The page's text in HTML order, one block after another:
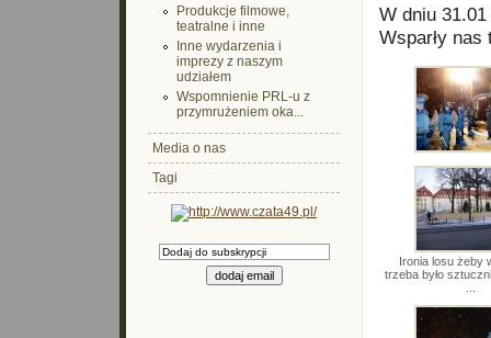
Produkcje filmowe,
teatralne i inne
Inne wydarzenia i
imprezy z naszym
udziałem
Wspomnienie PRL-u z
przymrużeniem oka...
Media o nas
Tagi
W dniu
Wsparły
Ironia losu żeby
trzeba było